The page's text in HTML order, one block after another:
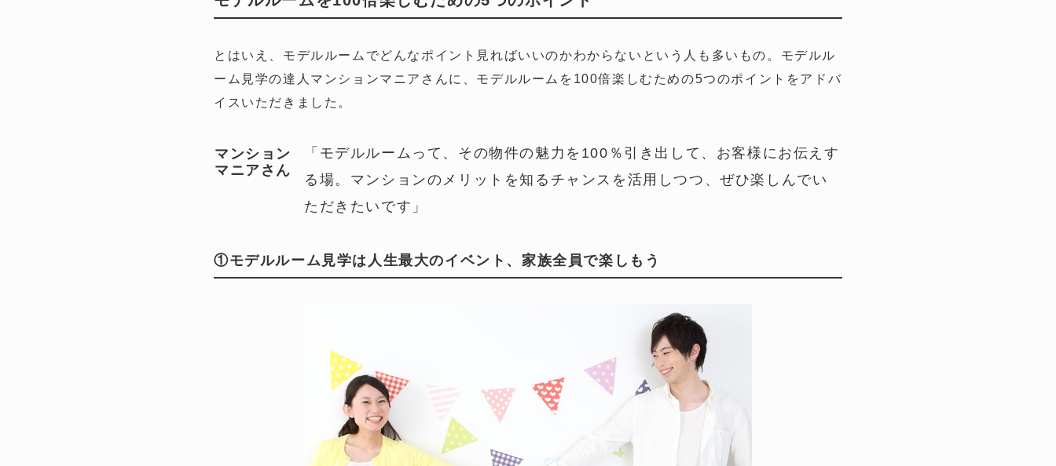
とはいえ、モデルルームでどんなポイント見ればいいのかわからないという人も多いもの。モデルル
ーム見学の達人マンションマニアさんに、モデルルームを100倍楽しむための5つのポイントをアドバ
イスいただきました。
マンション
マニアさん
「モデルルームって、その物件の魅力を100％引き出して、お客様にお伝えす
る場。マンションのメリットを知るチャンスを活用しつつ、ぜひ楽しんでい
ただきたいです」
①モデルルーム見学は人生最大のイベント、家族全員で楽しもう